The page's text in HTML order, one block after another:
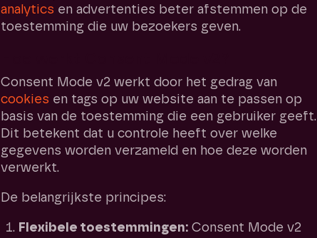
analytics en advertenties beter afstemmen op de
toestemming die uw bezoekers geven.
Consent Mode v2 werkt door het gedrag van
cookies en tags op uw website aan te passen op
basis van de toestemming die een gebruiker geeft.
Dit betekent dat u controle heeft over welke
gegevens worden verzameld en hoe deze worden
verwerkt.
De belangrijkste principes:
Flexibele toestemmingen: Consent Mode v2